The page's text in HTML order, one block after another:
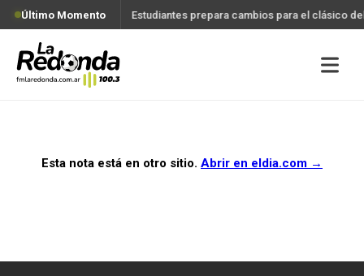
Último Momento Estudiantes prepara cambios para el clásico
Esta nota está en otro sitio. Abrir en eldia.com →